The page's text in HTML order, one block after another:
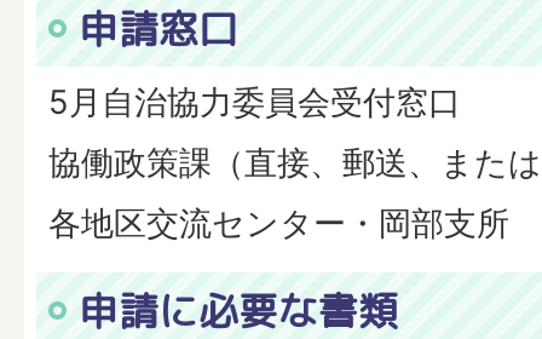
申請窓口
5月自治協力委員会受付窓口
協働政策課（直接、郵送、また
各地区交流センター・岡部支所
申請に必要な書類